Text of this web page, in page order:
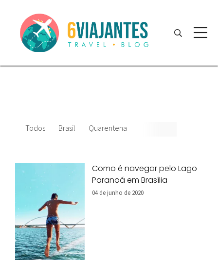
Todos Brasil Quarentena
Como é navegar pelo Lago
Paranoá em Brasília
04 de junho de 2020